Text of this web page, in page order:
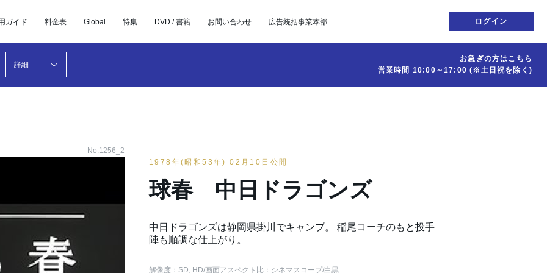
ガイド 料金表 Global 特集 DVD / 書籍 お問い合わせ 広告統括事業本部 ログイン
詳細
お急ぎの方はこちら
営業時間 10:00～17:00(※土日祝を除く)
No.1256_2
1978年(昭和53年) 02月10日公開
球春 中日ドラゴンズ
中日ドラゴンズは静岡県掛川でキャンプ。 稲尾コーチのもと投手
陣も順調な仕上がり。
解像度：SD, HD/画面アスペクト比：シネマスコープ/白黒